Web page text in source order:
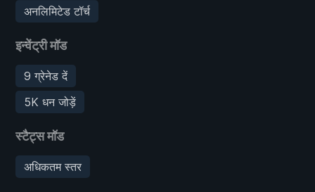
अनलिमिटेड टॉर्च
इन्वेंट्री मॉड
9 ग्रेनेड दें
5K धन जोड़ें
स्टैट्स मॉड
अधिकतम स्तर